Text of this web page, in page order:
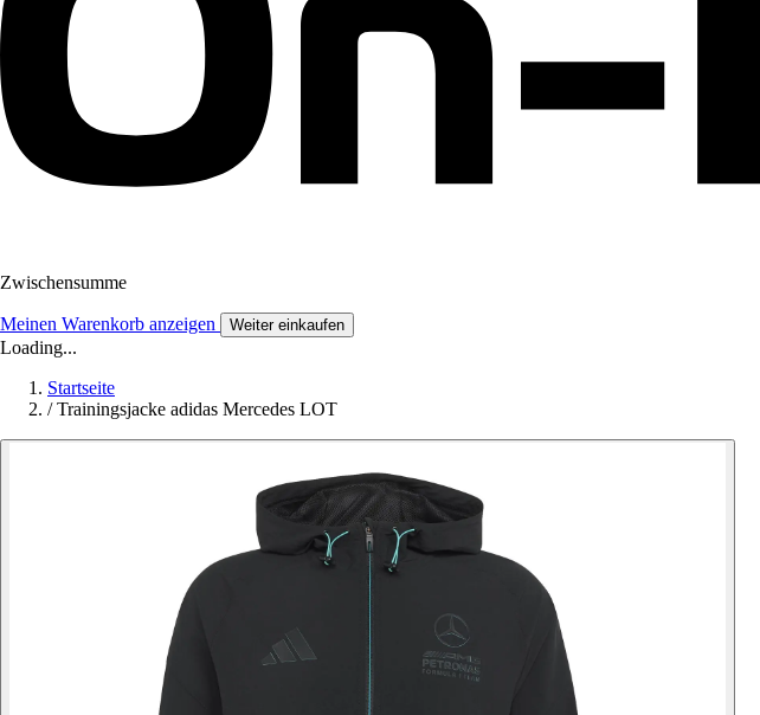
Zwischensumme
Meinen Warenkorb anzeigen Weiter einkaufen
Loading...
Startseite
/ Trainingsjacke adidas Mercedes LOT